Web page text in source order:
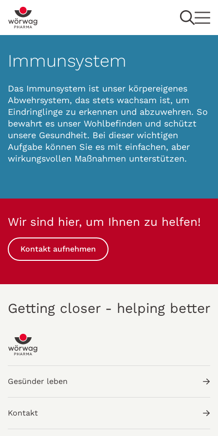
Immunsystem
Das Immunsystem ist unser körpereigenes
Abwehrsystem, das stets wachsam ist, um
Eindringlinge zu erkennen und abzuwehren. So
bewahrt es unser Wohlbefinden und schützt
unsere Gesundheit. Bei dieser wichtigen
Aufgabe können Sie es mit einfachen, aber
wirkungsvollen Maßnahmen unterstützen.
Wir sind hier, um Ihnen zu helfen!
Kontakt aufnehmen
Getting closer - helping better
Gesünder leben
Kontakt